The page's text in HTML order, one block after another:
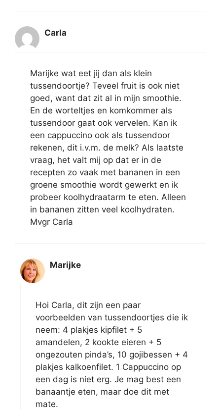
Carla
Marijke wat eet jij dan als klein
tussendoortje? Teveel fruit is ook niet
goed, want dat zit al in mijn smoothie.
En de worteltjes en komkommer als
tussendoor gaat ook vervelen. Kan ik
een cappuccino ook als tussendoor
rekenen, dit i.v.m. de melk? Als laatste
vraag, het valt mij op dat er in de
recepten zo vaak met bananen in een
groene smoothie wordt gewerkt en ik
probeer koolhydraatarm te eten. Alleen
in bananen zitten veel koolhydraten.
Mvgr Carla
Marijke
Hoi Carla, dit zijn een paar
voorbeelden van tussendoortjes die ik
neem: 4 plakjes kipfilet + 5
amandelen, 2 kookte eieren + 5
ongezouten pinda’s, 10 gojibessen + 4
plakjes kalkoenfilet. 1 Cappuccino op
een dag is niet erg. Je mag best een
banaantje eten, maar doe dit met
mate.